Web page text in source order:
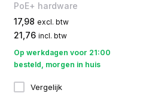
PoE+ hardware
17,98 excl. btw
21,76 incl. btw
Op werkdagen voor 21:00
besteld, morgen in huis
Vergelijk